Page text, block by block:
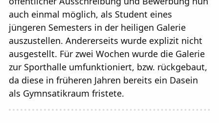
auch einmal möglich, als Student eines
jüngeren Semesters in der heiligen Galerie
auszustellen. Andererseits wurde explizit nicht
ausgestellt. Für zwei Wochen wurde die Galerie
zur Sporthalle umfunktioniert, bzw. rückgebaut,
da diese in früheren Jahren bereits ein Dasein
als Gymnsatikraum fristete.